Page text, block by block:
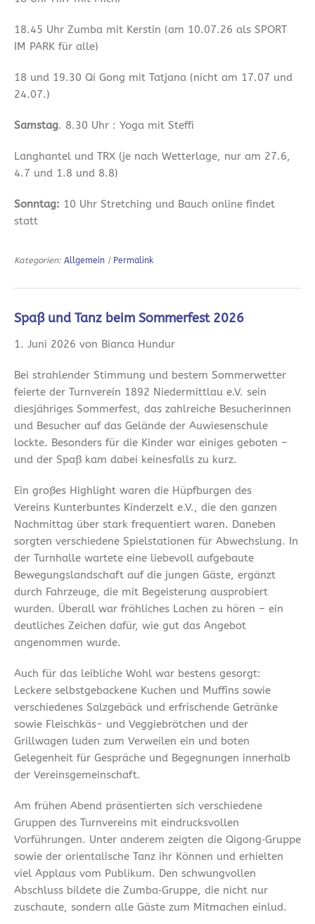
18.45 Uhr Zumba mit Kerstin (am 10.07.26 als SPORT
IM PARK für alle)
18 und 19.30 Qi Gong mit Tatjana (nicht am 17.07 und
24.07.)
Samstag. 8.30 Uhr : Yoga mit Steffi
Langhantel und TRX (je nach Wetterlage, nur am 27.6,
4.7 und 1.8 und 8.8)
Sonntag: 10 Uhr Stretching und Bauch online findet
statt
Kategorien: Allgemein | Permalink
Spaß und Tanz beim Sommerfest 2026
1. Juni 2026 von Bianca Hundur
Bei strahlender Stimmung und bestem Sommerwetter
feierte der Turnverein 1892 Niedermittlau e.V. sein
diesjähriges Sommerfest, das zahlreiche Besucherinnen
und Besucher auf das Gelände der Auwiesenschule
lockte. Besonders für die Kinder war einiges geboten –
und der Spaß kam dabei keinesfalls zu kurz.
Ein großes Highlight waren die Hüpfburgen des
Vereins Kunterbuntes Kinderzelt e.V., die den ganzen
Nachmittag über stark frequentiert waren. Daneben
sorgten verschiedene Spielstationen für Abwechslung. In
der Turnhalle wartete eine liebevoll aufgebaute
Bewegungslandschaft auf die jungen Gäste, ergänzt
durch Fahrzeuge, die mit Begeisterung ausprobiert
wurden. Überall war fröhliches Lachen zu hören – ein
deutliches Zeichen dafür, wie gut das Angebot
angenommen wurde.
Auch für das leibliche Wohl war bestens gesorgt:
Leckere selbstgebackene Kuchen und Muffins sowie
verschiedenes Salzgebäck und erfrischende Getränke
sowie Fleischkäs- und Veggiebrötchen und der
Grillwagen luden zum Verweilen ein und boten
Gelegenheit für Gespräche und Begegnungen innerhalb
der Vereinsgemeinschaft.
Am frühen Abend präsentierten sich verschiedene
Gruppen des Turnvereins mit eindrucksvollen
Vorführungen. Unter anderem zeigten die Qigong‑Gruppe
sowie der orientalische Tanz ihr Können und erhielten
viel Applaus vom Publikum. Den schwungvollen
Abschluss bildete die Zumba‑Gruppe, die nicht nur
zuschaute, sondern alle Gäste zum Mitmachen einlud.